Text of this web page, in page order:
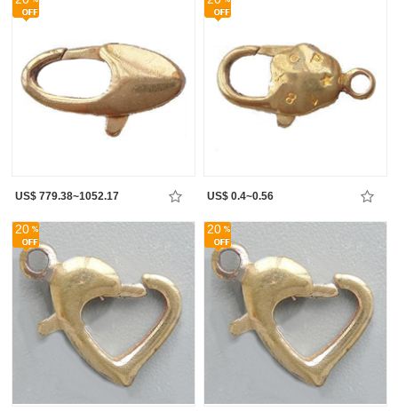
US$ 779.38~1052.17 US$ 0.4~0.56
20 20